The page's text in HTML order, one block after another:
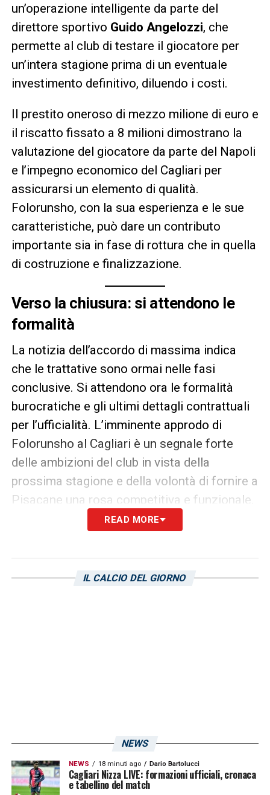
un’operazione intelligente da parte del
direttore sportivo Guido Angelozzi, che
permette al club di testare il giocatore per
un’intera stagione prima di un eventuale
investimento definitivo, diluendo i costi.
Il prestito oneroso di mezzo milione di euro e
il riscatto fissato a 8 milioni dimostrano la
valutazione del giocatore da parte del Napoli
e l’impegno economico del Cagliari per
assicurarsi un elemento di qualità.
Folorunsho, con la sua esperienza e le sue
caratteristiche, può dare un contributo
importante sia in fase di rottura che in quella
di costruzione e finalizzazione.
Verso la chiusura: si attendono le
formalità
La notizia dell’accordo di massima indica
che le trattative sono ormai nelle fasi
conclusive. Si attendono ora le formalità
burocratiche e gli ultimi dettagli contrattuali
per l’ufficialità. L’imminente approdo di
Folorunsho al Cagliari è un segnale forte
delle ambizioni del club in vista della
prossima stagione e della volontà di fornire a
Pisacane una rosa competitiva e funzionale.
Con questo acquisto, il Cagliari continua la
READ MORE
IL CALCIO DEL GIORNO
NEWS
NEWS 18 minuti ago Dario Bartolucci
Cagliari Nizza LIVE: formazioni ufficiali, cronaca
e tabellino del match